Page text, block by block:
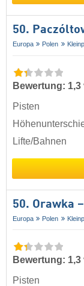
50.
Europa Polen
Bewertung:
Pisten
Lifte/Bahnen
50. Orawka
Europa Polen
Bewertung:
Pisten